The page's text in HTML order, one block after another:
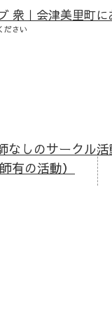
ださい
なしのサークル
有の活動）